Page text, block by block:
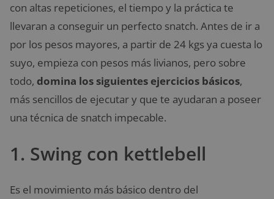
con altas repeticiones, el tiempo y la práctica te
llevaran a conseguir un perfecto snatch. Antes de ir a
por los pesos mayores, a partir de 24 kgs ya cuesta lo
suyo, empieza con pesos más livianos, pero sobre
todo, domina los siguientes ejercicios básicos,
más sencillos de ejecutar y que te ayudaran a poseer
una técnica de snatch impecable.
1. Swing con kettlebell
Es el movimiento más básico dentro del